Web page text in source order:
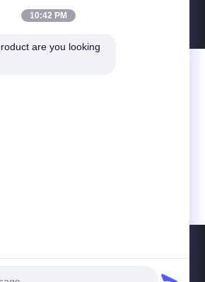
10:42 PM
are you looking